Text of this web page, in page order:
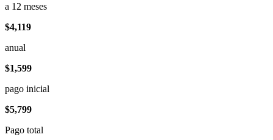
a 12 meses
$4,119
anual
$1,599
pago inicial
$5,799
Pago total